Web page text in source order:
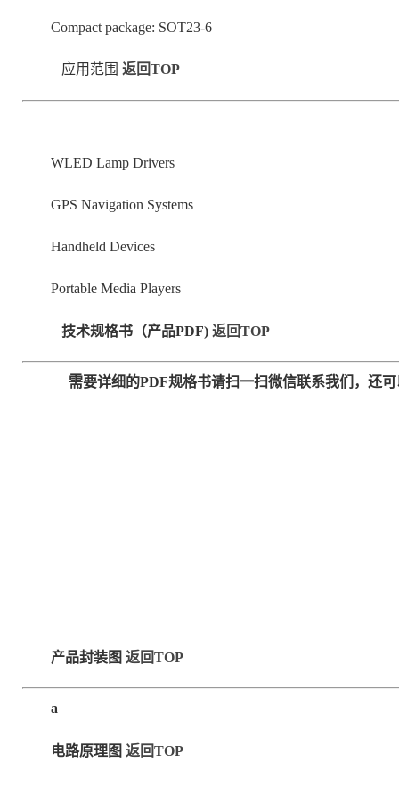
Compact package: SOT23-6
应用范围 返回TOP
WLED Lamp Drivers
GPS Navigation Systems
Handheld Devices
Portable Media Players
技术规格书（产品PDF) 返回TOP
需要详细的PDF规格书请扫一扫微信联系我们，还
产品封装图 返回TOP
a
电路原理图 返回TOP